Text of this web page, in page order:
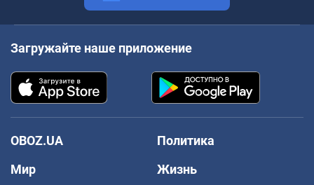
Загружайте наше приложение
OBOZ.UA
Политика
Мир
Жизнь